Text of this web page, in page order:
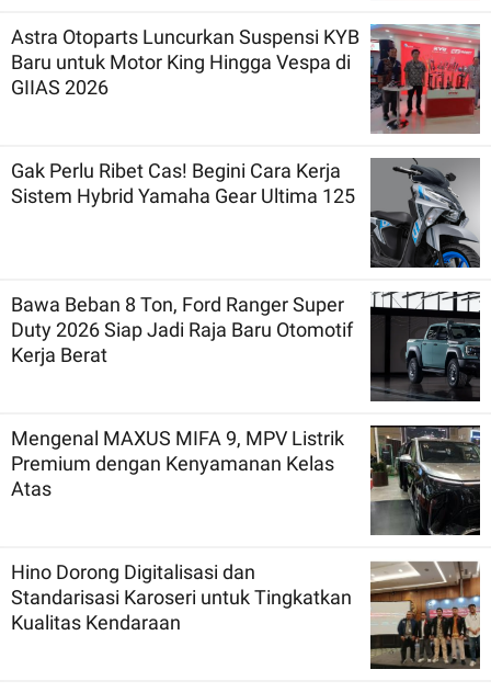
Astra Otoparts Luncurkan Suspensi KYB
Baru untuk Motor King Hingga Vespa di
GIIAS 2026
Gak Perlu Ribet Cas! Begini Cara Kerja
Sistem Hybrid Yamaha Gear Ultima 125
Bawa Beban 8 Ton, Ford Ranger Super
Duty 2026 Siap Jadi Raja Baru Otomotif
Kerja Berat
Mengenal MAXUS MIFA 9, MPV Listrik
Premium dengan Kenyamanan Kelas
Atas
Hino Dorong Digitalisasi dan
Standarisasi Karoseri untuk Tingkatkan
Kualitas Kendaraan